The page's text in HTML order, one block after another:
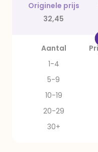
Originele prijs
32,45
Aantal
1-4
5-9
10-19
20-29
30+